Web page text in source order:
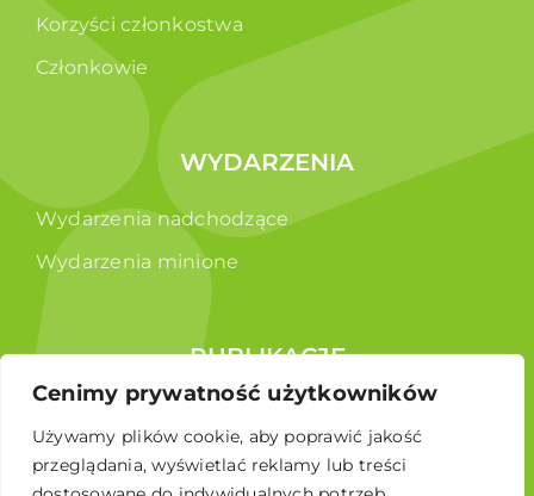
Cenimy prywatność użytkowników
Używamy plików cookie, aby poprawić jakość
przeglądania, wyświetlać reklamy lub treści
Korzyści członkostwa
Członkowie
WYDARZENIA
Wydarzenia nadchodzące
Wydarzenia minione
PUBLIKACJE
Raporty
Broszura edukacyjna